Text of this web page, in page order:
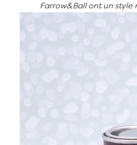
Farrow&Ball ont un style